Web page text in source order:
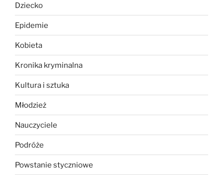
Dziecko
Epidemie
Kobieta
Kronika kryminalna
Kultura i sztuka
Młodzież
Nauczyciele
Podróże
Powstanie styczniowe